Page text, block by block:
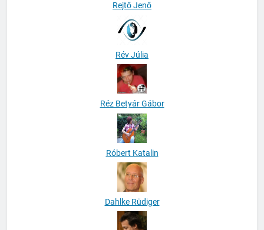
Rejtő Jenő
Rév Júlia
Réz Betyár Gábor
Róbert Katalin
Dahlke Rüdiger